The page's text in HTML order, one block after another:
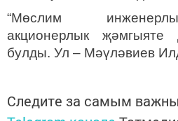
“Мөслим
акционерлык
булды. Ул – Мәүләвиев
Следите за самым